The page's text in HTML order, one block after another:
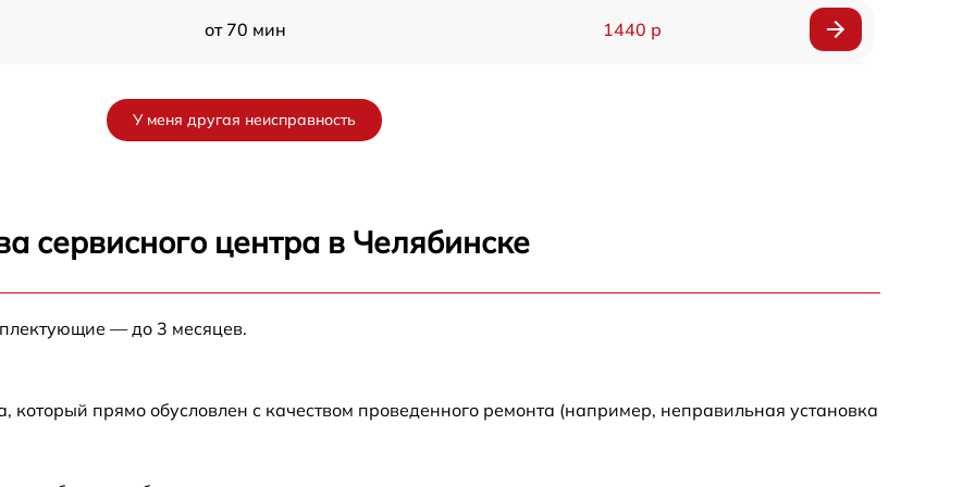
от 70 мин 1440 р
от 100 мин
У меня другая неисправность
сервисного центра в Челябинске
— до 3 месяцев.
который прямо обусловлен с качеством проведенного ремонта (например, неправильная установка